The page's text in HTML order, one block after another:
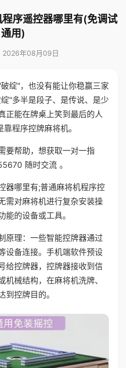
序遥控器哪里有(免调试
通用)
2026年08月09日
绽"，也没有能让你稳赢三家
"多半是段子、是传说、是少
正能在牌桌上笑到最后的人
程序控牌麻将机。
要帮助，想获取一对一指
随时交流 。
器哪里有;普通麻将机程序控
需对麻将机进行复杂安装操
能的设备或工具。
原理：一些智能控牌器通过
设备连接。手机端软件预设
给控牌器，控牌器接收到信
机械结构，在麻将机洗牌、
到控牌目的。